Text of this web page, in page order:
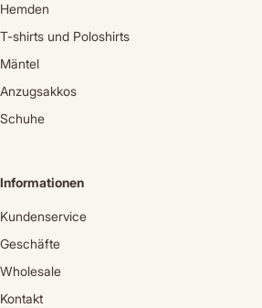
Hemden
T-shirts und Poloshirts
Mäntel
Anzugsakkos
Schuhe
Informationen
Kundenservice
Geschäfte
Wholesale
Kontakt